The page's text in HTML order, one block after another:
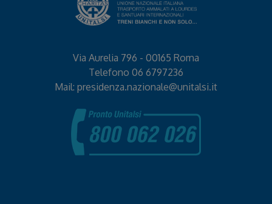
Via Aurelia 796 - 00165 Roma
Telefono 06 6797236
Mail: presidenza.nazionale@unitalsi.it